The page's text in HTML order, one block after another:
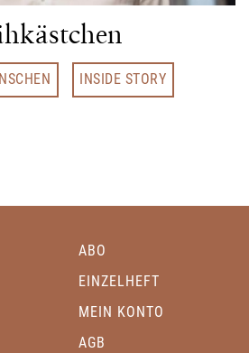
INSIDE STORY
ABO
EINZELHEFT
MEIN KONTO
AGB